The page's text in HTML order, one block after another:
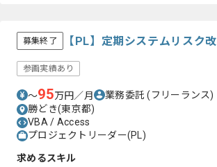
募集終了 【PL】定期システムリスク
参画実績あり
〜95万円／月 業務委託(フリーランス)
勝どき(東京都)
VBA / Access
プロジェクトリーダー(PL)
求めるスキル